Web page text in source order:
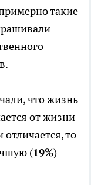
такие
что жизнь
от жизни
отличается, то
(19%)